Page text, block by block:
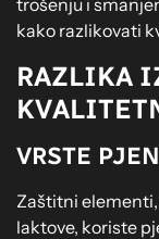
trošenju i
kako razlikovati
RAZLIKA
VRSTE
Zaštitni
laktove, koriste